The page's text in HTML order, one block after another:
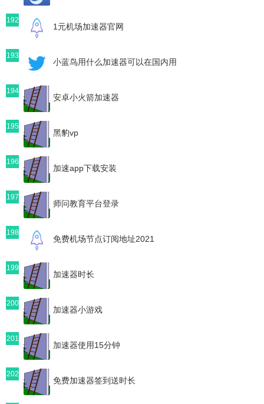
192
1元机场加速器官网
193
小蓝鸟用什么加速器可以在国内用
194
安卓小火箭加速器
195
黑豹vp
196
加速app下载安装
197
师问教育平台登录
198
免费机场节点订阅地址2021
199
加速器时长
200
加速器小游戏
201
加速器使用15分钟
202
免费加速器签到送时长